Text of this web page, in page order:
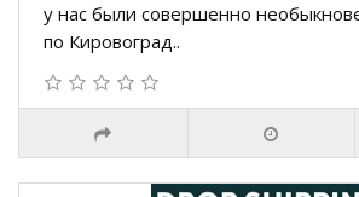
у нас были совершенно
по Кировоград..